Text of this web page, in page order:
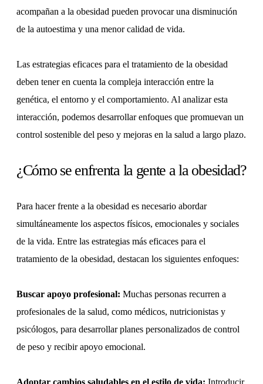
acompañan a la obesidad pueden provocar una disminución
de la autoestima y una menor calidad de vida.
Las estrategias eficaces para el tratamiento de la obesidad
deben tener en cuenta la compleja interacción entre la
genética, el entorno y el comportamiento. Al analizar esta
interacción, podemos desarrollar enfoques que promuevan un
control sostenible del peso y mejoras en la salud a largo plazo.
¿Cómo se enfrenta la gente a la obesidad?
Para hacer frente a la obesidad es necesario abordar
simultáneamente los aspectos físicos, emocionales y sociales
de la vida. Entre las estrategias más eficaces para el
tratamiento de la obesidad, destacan los siguientes enfoques:
Buscar apoyo profesional: Muchas personas recurren a
profesionales de la salud, como médicos, nutricionistas y
psicólogos, para desarrollar planes personalizados de control
de peso y recibir apoyo emocional.